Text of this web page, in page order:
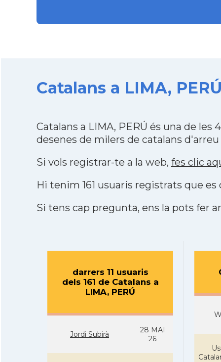
Catalans a LIMA,
Catalans a LIMA, PERÚ és una de
desenes de milers de catalans
Si vols registrar-te a la web, fes clic
Hi tenim 161 usuaris registrats que
Si tens cap pregunta, ens la pots fer
darrers 11 usuaris
dels 161 de Catalans a
LIMA, PERÚ
Jordi Subirà
28 MAI
26